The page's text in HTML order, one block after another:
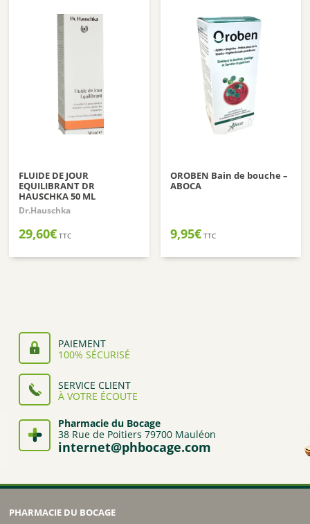
FLUIDE DE JOUR
EQUILIBRANT DR
HAUSCHKA 50 ML
Dr.Hauschka
29,60€ TTC
OROBEN Bain de bouche –
ABOCA
9,95€ TTC
PAIEMENT
100% SÉCURISÉ
SERVICE CLIENT
À VOTRE ÉCOUTE
Pharmacie du Bocage
38 Rue de Poitiers 79700 Mauléon
internet@phbocage.com
PHARMACIE DU BOCAGE